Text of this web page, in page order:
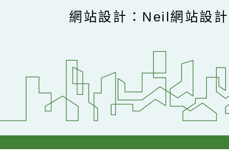
網站設計：Neil網站設